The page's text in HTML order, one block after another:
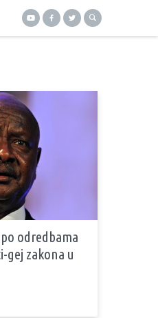
odredbama
gej zakona u